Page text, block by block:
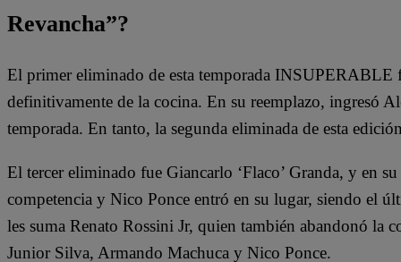
Revancha”?
El primer eliminado de esta temporada INSUPERABLE
definitivamente de la cocina. En su reemplazo, ingresó
temporada. En tanto, la segunda eliminada de esta
El tercer eliminado fue Giancarlo ‘Flaco’ Granda, y en
competencia y Nico Ponce entró en su lugar, siendo el
les suma Renato Rossini Jr, quien también abandonó la
Junior Silva, Armando Machuca y Nico Ponce.